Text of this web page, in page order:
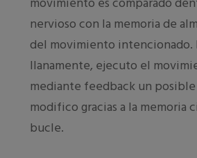
nervioso con la memoria de
del movimiento intencionado.
llanamente, ejecuto el
mediante feedback un
modifico gracias a la memoria
bucle.